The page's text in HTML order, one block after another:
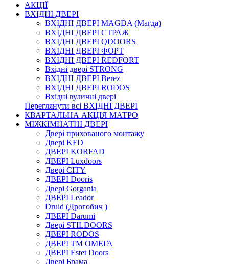
АКЦІЇ
ВХІДНІ ДВЕРІ
ВХІДНІ ДВЕРІ МAGDA (Магда)
ВХІДНІ ДВЕРІ СТРАЖ
ВХІДНІ ДВЕРІ QDOORS
ВХІДНІ ДВЕРІ ФОРТ
ВХІДНІ ДВЕРІ REDFORT
Вхідні двері STRONG
ВХІДНІ ДВЕРІ Berez
ВХІДНІ ДВЕРІ RODOS
Вхідні вуличні двері
Переглянути всі ВХІДНІ ДВЕРІ
КВАРТАЛЬНА АКЦІЯ МАТРО
МІЖКІМНАТНІ ДВЕРІ
Двері прихованого монтажу
Двері KFD
ДВЕРІ KORFAD
ДВЕРІ Luxdoors
Двері CITY
ДВЕРІ Dooris
Двері Gorgania
ДВЕРІ Leador
Druid (Дрогобич )
ДВЕРІ Darumi
Двері STILDOORS
ДВЕРІ RODOS
ДВЕРІ ТМ ОМЕГА
ДВЕРІ Estet Doors
Двері Брама